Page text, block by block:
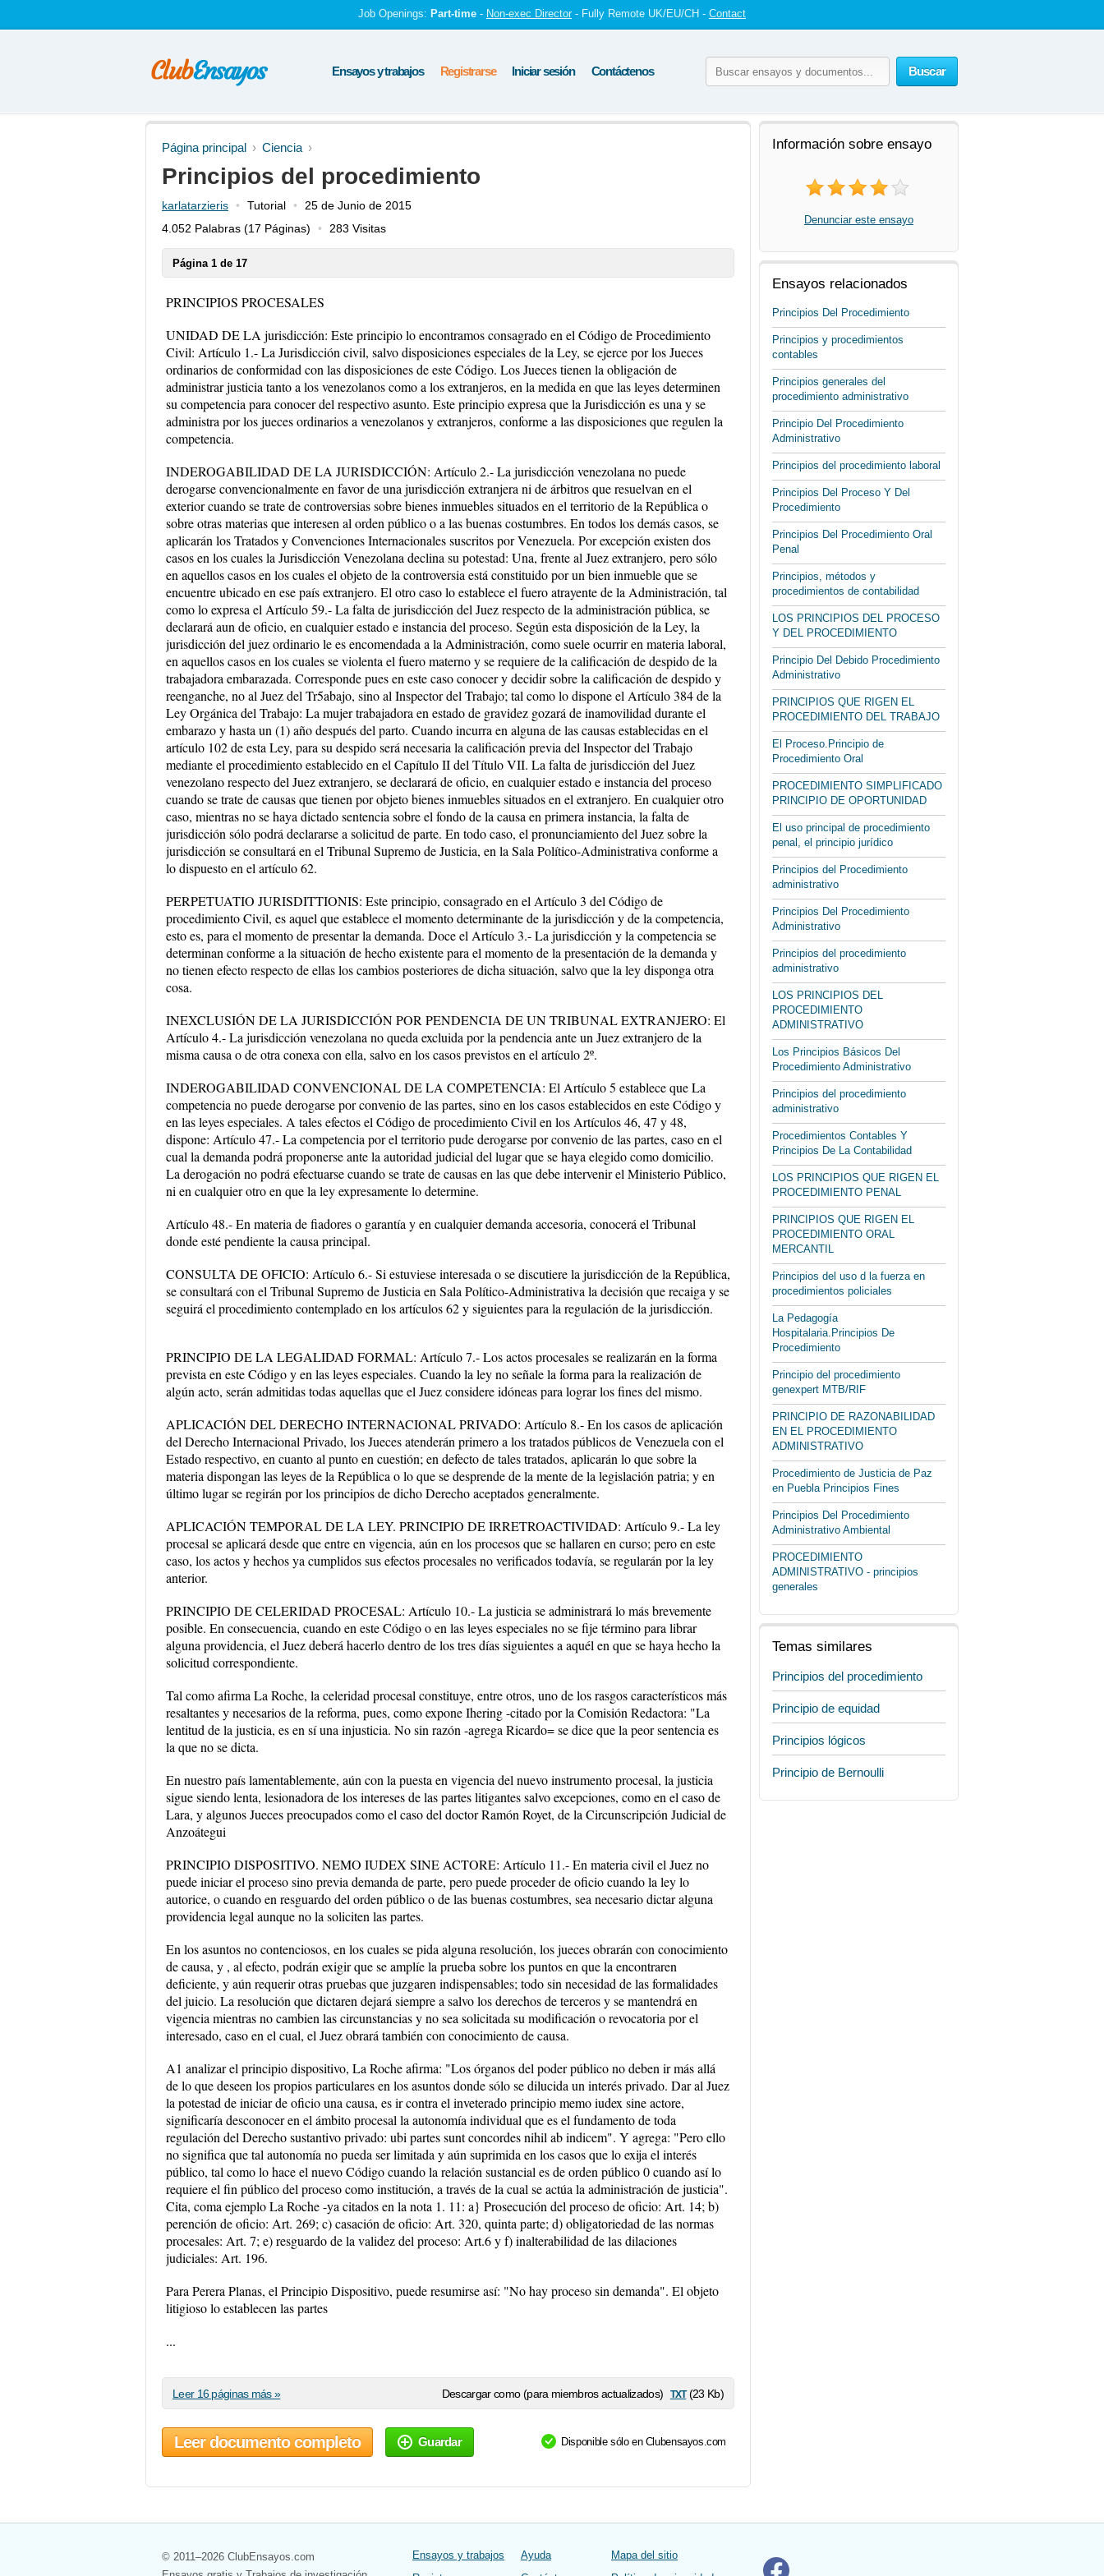
Job Openings: Part-time - Non-exec Director - Fully Remote UK/EU/CH - Contact
Buscar
Ensayos y trabajos Registrarse Iniciar sesión Contáctenos
Página principal Ciencia
Principios del procedimiento
karlatarzieris Tutorial
25 de Junio de 2015
4.052 Palabras (17 Páginas) 283 Visitas
Página 1 de 17
PRINCIPIOS PROCESALES
UNIDAD DE LA jurisdicción: Este principio lo encontramos consagrado en el Código de Procedimiento
Civil: Artículo 1.- La Jurisdicción civil, salvo disposiciones especiales de la Ley, se ejerce por los Jueces
ordinarios de conformidad con las disposiciones de este Código. Los Jueces tienen la obligación de
administrar justicia tanto a los venezolanos como a los extranjeros, en la medida en que las leyes determinen
su competencia para conocer del respectivo asunto. Este principio expresa que la Jurisdicción es una y se
administra por los jueces ordinarios a venezolanos y extranjeros, conforme a las disposiciones que regulen la
competencia.
INDEROGABILIDAD DE LA JURISDICCIÓN: Artículo 2.- La jurisdicción venezolana no puede
derogarse convencionalmente en favor de una jurisdicción extranjera ni de árbitros que resuelvan en el
exterior cuando se trate de controversias sobre bienes inmuebles situados en el territorio de la República o
sobre otras materias que interesen al orden público o a las buenas costumbres. En todos los demás casos, se
aplicarán los Tratados y Convenciones Internacionales suscritos por Venezuela. Por excepción existen dos
casos en los cuales la Jurisdicción Venezolana declina su potestad: Una, frente al Juez extranjero, pero sólo
en aquellos casos en los cuales el objeto de la controversia está constituido por un bien inmueble que se
encuentre ubicado en ese país extranjero. El otro caso lo establece el fuero atrayente de la Administración, tal
como lo expresa el Artículo 59.- La falta de jurisdicción del Juez respecto de la administración pública, se
declarará aun de oficio, en cualquier estado e instancia del proceso. Según esta disposición de la Ley, la
jurisdicción del juez ordinario le es encomendada a la Administración, como suele ocurrir en materia laboral,
en aquellos casos en los cuales se violenta el fuero materno y se requiere de la calificación de despido de la
trabajadora embarazada. Corresponde pues en este caso conocer y decidir sobre la calificación de despido y
reenganche, no al Juez del Tr5abajo, sino al Inspector del Trabajo; tal como lo dispone el Artículo 384 de la
Ley Orgánica del Trabajo: La mujer trabajadora en estado de gravidez gozará de inamovilidad durante el
embarazo y hasta un (1) año después del parto. Cuando incurra en alguna de las causas establecidas en el
artículo 102 de esta Ley, para su despido será necesaria la calificación previa del Inspector del Trabajo
mediante el procedimiento establecido en el Capítulo II del Título VII. La falta de jurisdicción del Juez
venezolano respecto del Juez extranjero, se declarará de oficio, en cualquier estado e instancia del proceso
cuando se trate de causas que tienen por objeto bienes inmuebles situados en el extranjero. En cualquier otro
caso, mientras no se haya dictado sentencia sobre el fondo de la causa en primera instancia, la falta de
jurisdicción sólo podrá declararse a solicitud de parte. En todo caso, el pronunciamiento del Juez sobre la
jurisdicción se consultará en el Tribunal Supremo de Justicia, en la Sala Político-Administrativa conforme a
lo dispuesto en el artículo 62.
PERPETUATIO JURISDITTIONIS: Este principio, consagrado en el Artículo 3 del Código de
procedimiento Civil, es aquel que establece el momento determinante de la jurisdicción y de la competencia,
esto es, para el momento de presentar la demanda. Doce el Artículo 3.- La jurisdicción y la competencia se
determinan conforme a la situación de hecho existente para el momento de la presentación de la demanda y
no tienen efecto respecto de ellas los cambios posteriores de dicha situación, salvo que la ley disponga otra
cosa.
INEXCLUSIÓN DE LA JURISDICCIÓN POR PENDENCIA DE UN TRIBUNAL EXTRANJERO: El
Artículo 4.- La jurisdicción venezolana no queda excluida por la pendencia ante un Juez extranjero de la
misma causa o de otra conexa con ella, salvo en los casos previstos en el artículo 2º.
INDEROGABILIDAD CONVENCIONAL DE LA COMPETENCIA: El Artículo 5 establece que La
competencia no puede derogarse por convenio de las partes, sino en los casos establecidos en este Código y
en las leyes especiales. A tales efectos el Código de procedimiento Civil en los Artículos 46, 47 y 48,
dispone: Artículo 47.- La competencia por el territorio pude derogarse por convenio de las partes, caso en el
cual la demanda podrá proponerse ante la autoridad judicial del lugar que se haya elegido como domicilio.
La derogación no podrá efectuarse cuando se trate de causas en las que debe intervenir el Ministerio Público,
ni en cualquier otro en que la ley expresamente lo determine.
Artículo 48.- En materia de fiadores o garantía y en cualquier demanda accesoria, conocerá el Tribunal
donde esté pendiente la causa principal.
CONSULTA DE OFICIO: Artículo 6.- Si estuviese interesada o se discutiere la jurisdicción de la República,
se consultará con el Tribunal Supremo de Justicia en Sala Político-Administrativa la decisión que recaiga y se
seguirá el procedimiento contemplado en los artículos 62 y siguientes para la regulación de la jurisdicción.
PRINCIPIO DE LA LEGALIDAD FORMAL: Artículo 7.- Los actos procesales se realizarán en la forma
prevista en este Código y en las leyes especiales. Cuando la ley no señale la forma para la realización de
algún acto, serán admitidas todas aquellas que el Juez considere idóneas para lograr los fines del mismo.
APLICACIÓN DEL DERECHO INTERNACIONAL PRIVADO: Artículo 8.- En los casos de aplicación
del Derecho Internacional Privado, los Jueces atenderán primero a los tratados públicos de Venezuela con el
Estado respectivo, en cuanto al punto en cuestión; en defecto de tales tratados, aplicarán lo que sobre la
materia dispongan las leyes de la República o lo que se desprende de la mente de la legislación patria; y en
último lugar se regirán por los principios de dicho Derecho aceptados generalmente.
APLICACIÓN TEMPORAL DE LA LEY. PRINCIPIO DE IRRETROACTIVIDAD: Artículo 9.- La ley
procesal se aplicará desde que entre en vigencia, aún en los procesos que se hallaren en curso; pero en este
caso, los actos y hechos ya cumplidos sus efectos procesales no verificados todavía, se regularán por la ley
anterior.
PRINCIPIO DE CELERIDAD PROCESAL: Artículo 10.- La justicia se administrará lo más brevemente
posible. En consecuencia, cuando en este Código o en las leyes especiales no se fije término para librar
alguna providencia, el Juez deberá hacerlo dentro de los tres días siguientes a aquél en que se haya hecho la
solicitud correspondiente.
Tal como afirma La Roche, la celeridad procesal constituye, entre otros, uno de los rasgos característicos más
resaltantes y necesarios de la reforma, pues, como expone Ihering -citado por la Comisión Redactora: "La
lentitud de la justicia, es en sí una injusticia. No sin razón -agrega Ricardo= se dice que la peor sentencia es
la que no se dicta.
En nuestro país lamentablemente, aún con la puesta en vigencia del nuevo instrumento procesal, la justicia
sigue siendo lenta, lesionadora de los intereses de las partes litigantes salvo excepciones, como en el caso de
Lara, y algunos Jueces preocupados como el caso del doctor Ramón Royet, de la Circunscripción Judicial de
Anzoátegui
PRINCIPIO DISPOSITIVO. NEMO IUDEX SINE ACTORE: Artículo 11.- En materia civil el Juez no
puede iniciar el proceso sino previa demanda de parte, pero puede proceder de oficio cuando la ley lo
autorice, o cuando en resguardo del orden público o de las buenas costumbres, sea necesario dictar alguna
providencia legal aunque no la soliciten las partes.
En los asuntos no contenciosos, en los cuales se pida alguna resolución, los jueces obrarán con conocimiento
de causa, y , al efecto, podrán exigir que se amplíe la prueba sobre los puntos en que la encontraren
deficiente, y aún requerir otras pruebas que juzgaren indispensables; todo sin necesidad de las formalidades
del juicio. La resolución que dictaren dejará siempre a salvo los derechos de terceros y se mantendrá en
vigencia mientras no cambien las circunstancias y no sea solicitada su modificación o revocatoria por el
interesado, caso en el cual, el Juez obrará también con conocimiento de causa.
A1 analizar el principio dispositivo, La Roche afirma: "Los órganos del poder público no deben ir más allá
de lo que deseen los propios particulares en los asuntos donde sólo se dilucida un interés privado. Dar al Juez
la potestad de iniciar de oficio una causa, es ir contra el inveterado principio memo iudex sine actore,
significaría desconocer en el ámbito procesal la autonomía individual que es el fundamento de toda
regulación del Derecho sustantivo privado: ubi partes sunt concordes nihil ab indicem". Y agrega: "Pero ello
no significa que tal autonomía no pueda ser limitada y aún suprimida en los casos que lo exija el interés
público, tal como lo hace el nuevo Código cuando la relación sustancial es de orden público 0 cuando así lo
requiere el fin público del proceso como institución, a través de la cual se actúa la administración de justicia".
Cita, coma ejemplo La Roche -ya citados en la nota 1. 11: a} Prosecución del proceso de oficio: Art. 14; b)
perención de oficio: Art. 269; c) casación de oficio: Art. 320, quinta parte; d) obligatoriedad de las normas
procesales: Art. 7; e) resguardo de la validez del proceso: Art.6 y f) inalterabilidad de las dilaciones
judiciales: Art. 196.
Para Perera Planas, el Principio Dispositivo, puede resumirse así: "No hay proceso sin demanda". El objeto
litigioso lo establecen las partes
...
Descargar como (para miembros actualizados) txt(23 Kb)
Leer 16 páginas más »
Leer documento completo Guardar Disponible sólo en Clubensayos.com
Información sobre ensayo
Denunciar este ensayo
Ensayos relacionados
Principios Del Procedimiento
Principios y procedimientos
contables
Principios generales del
procedimiento administrativo
Principio Del Procedimiento
Administrativo
Principios del procedimiento laboral
Principios Del Proceso Y Del
Procedimiento
Principios Del Procedimiento Oral
Penal
Principios, métodos y
procedimientos de contabilidad
LOS PRINCIPIOS DEL PROCESO
Y DEL PROCEDIMIENTO
Principio Del Debido Procedimiento
Administrativo
PRINCIPIOS QUE RIGEN EL
PROCEDIMIENTO DEL TRABAJO
El Proceso.Principio de
Procedimiento Oral
PROCEDIMIENTO SIMPLIFICADO
PRINCIPIO DE OPORTUNIDAD
El uso principal de procedimiento
penal, el principio jurídico
Principios del Procedimiento
administrativo
Principios Del Procedimiento
Administrativo
Principios del procedimiento
administrativo
LOS PRINCIPIOS DEL
PROCEDIMIENTO
ADMINISTRATIVO
Los Principios Básicos Del
Procedimiento Administrativo
Principios del procedimiento
administrativo
Procedimientos Contables Y
Principios De La Contabilidad
LOS PRINCIPIOS QUE RIGEN EL
PROCEDIMIENTO PENAL
PRINCIPIOS QUE RIGEN EL
PROCEDIMIENTO ORAL
MERCANTIL
Principios del uso d la fuerza en
procedimientos policiales
La Pedagogía
Hospitalaria.Principios De
Procedimiento
Principio del procedimiento
genexpert MTB/RIF
PRINCIPIO DE RAZONABILIDAD
EN EL PROCEDIMIENTO
ADMINISTRATIVO
Procedimiento de Justicia de Paz
en Puebla Principios Fines
Principios Del Procedimiento
Administrativo Ambiental
PROCEDIMIENTO
ADMINISTRATIVO - principios
generales
Temas similares
Principios del procedimiento
Principio de equidad
Principios lógicos
Principio de Bernoulli
© 2011–2026 ClubEnsayos.com
Ensayos y trabajos
Ayuda
Mapa del sitio